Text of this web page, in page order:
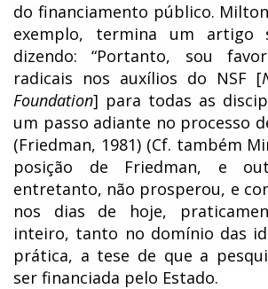
do financiamento público.
exemplo, termina um artigo
dizendo: “Portanto, sou
radicais nos auxílios do NSF [
Foundation] para todas as
um passo adiante no processo
(Friedman, 1981) (Cf. também
posição de Friedman, e
entretanto, não prosperou, e
nos dias de hoje,
inteiro, tanto no domínio das
prática, a tese de que a
ser financiada pelo Estado.